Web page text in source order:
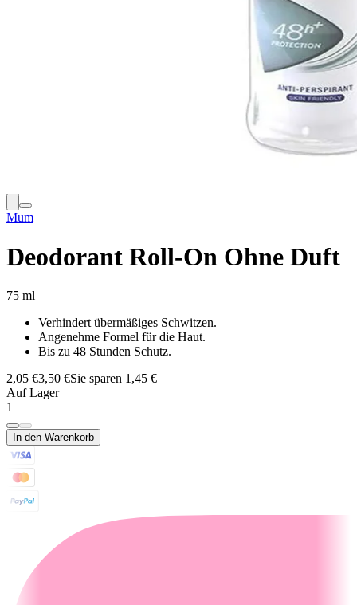
Mum
Deodorant Roll-On Ohne Duft
75 ml
Verhindert übermäßiges Schwitzen.
Angenehme Formel für die Haut.
Bis zu 48 Stunden Schutz.
2,05 €3,50 €Sie sparen 1,45 €
Auf Lager
1
In den Warenkorb